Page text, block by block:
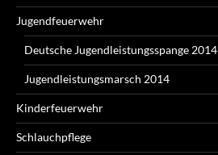
Jugendfeuerwehr
Deutsche Jugendleistungsspange 2014
Jugendleistungsmarsch 2014
Kinderfeuerwehr
Schlauchpflege